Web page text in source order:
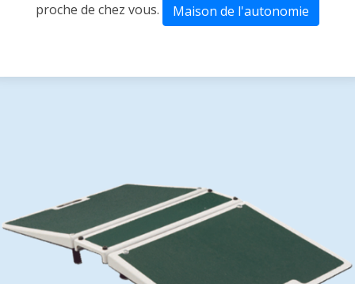
proche de chez vous.
Maison de l'autonomie